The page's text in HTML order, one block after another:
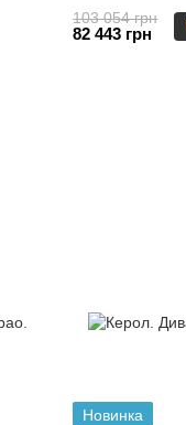
103 054 грн
82 443 грн
Новинка